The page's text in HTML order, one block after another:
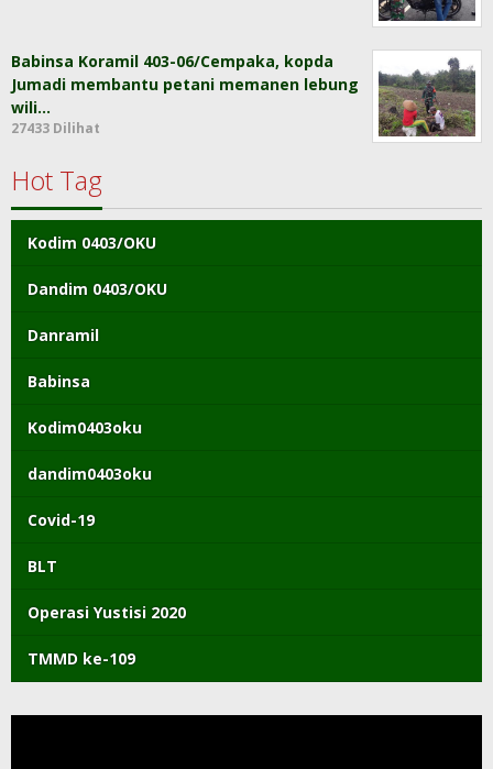
Babinsa Koramil 403-06/Cempaka, kopda
Jumadi membantu petani memanen lebung
wili…
27433 Dilihat
Hot Tag
Kodim 0403/OKU
Dandim 0403/OKU
Danramil
Babinsa
Kodim0403oku
dandim0403oku
Covid-19
BLT
Operasi Yustisi 2020
TMMD ke-109